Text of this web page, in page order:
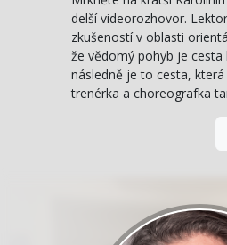
delší videorozhovor.
zkušeností v oblasti
že vědomý pohyb je cesta
následně je to cesta,
trenérka a choreografka